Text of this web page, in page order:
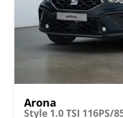
Arona
Style 1.0 TSI 116PS/